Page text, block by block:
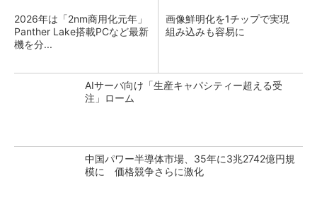
2026年は「2nm商用化元年」
Panther Lake搭載PCなど最新
機を分...
画像鮮明化を1チップで実現
組み込みも容易に
AIサーバ向け「生産キャパシティー超える受
注」ローム
中国パワー半導体市場、35年に3兆2742億円規
模に 価格競争さらに激化